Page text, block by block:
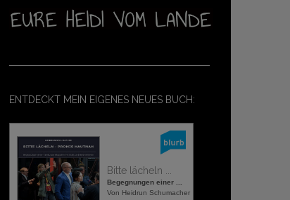
ENTDECKT MEIN EIGENES NEUES BUCH:
Bitte lächeln ...
Begegnungen einer ...
Von Heidrun Schumacher